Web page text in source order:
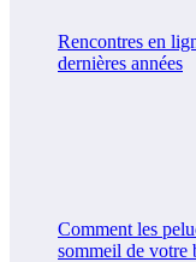
Rencontres en
dernières années
Comment les
sommeil de votre